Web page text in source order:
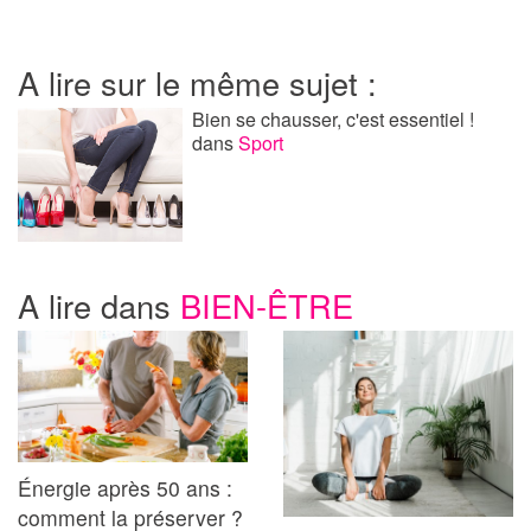
A lire sur le même sujet :
Bien se chausser, c'est essentiel !
dansSport
A lire dans BIEN-ÊTRE
Énergie après 50 ans :
comment la préserver ?